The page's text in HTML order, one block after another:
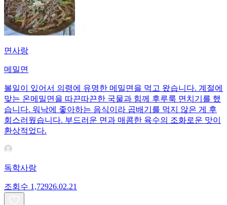
면사랑
메밀면
볼일이 있어서 의령에 유명한 메밀면을 먹고 왔습니다. 계절에
맞는 온메밀면을 따끈따끈한 국물과 힘께 후루룩 면치기를 했
습니다. 워낙에 좋아하는 음식이라 곱배기를 먹지 않은 게 후
회스러웠습니다. 부드러운 면과 매콤한 육수의 조화로운 맛이
환상적었다.
독학사랑
조회수 1,72926.02.21